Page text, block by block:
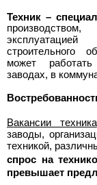
Полная
версия
Техник –
строительного
может
заводах, в
Вакансии техника
заводы,
техникой,
спрос на
превышает